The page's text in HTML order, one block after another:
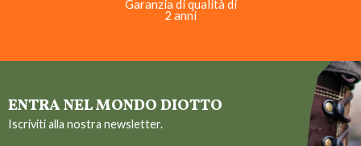
Garanzia di qualità di
2 anni
ENTRA NEL MONDO DIOTTO
Iscriviti alla nostra newsletter.